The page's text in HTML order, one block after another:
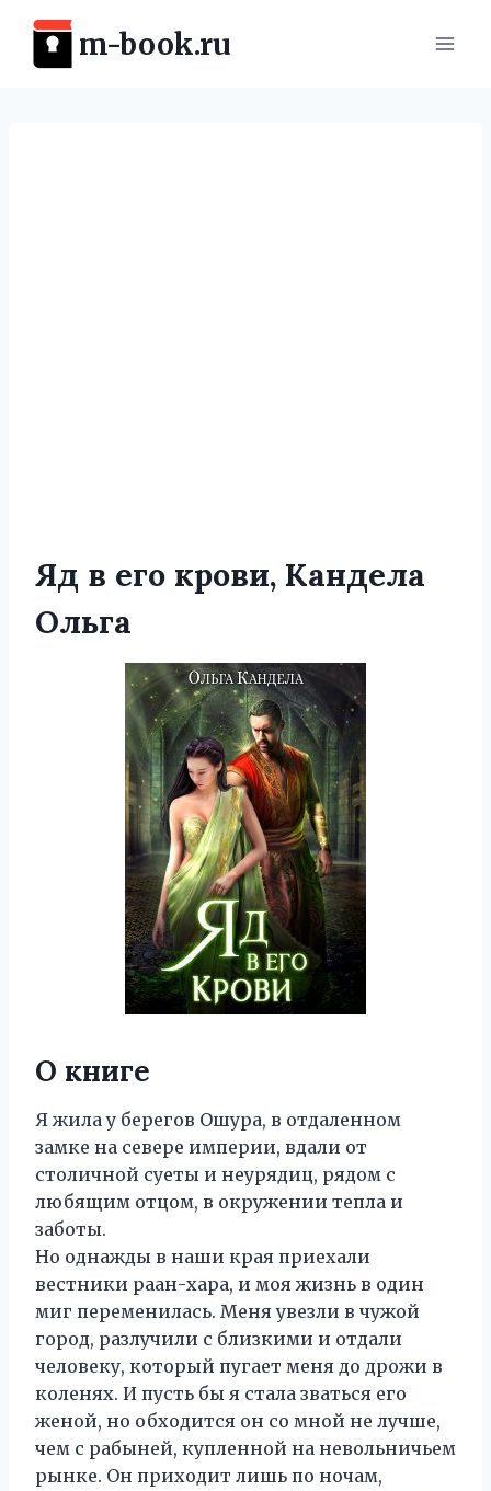
Перейти
содержимому
m-book.ru
Яд в его крови, Кандела
Ольга
О книге
Я жила у берегов Ошура, в отдаленном
замке на севере империи, вдали от
столичной суеты и неурядиц, рядом с
любящим отцом, в окружении тепла и
заботы.
Но однажды в наши края приехали
вестники раан-хара, и моя жизнь в один
миг переменилась. Меня увезли в чужой
город, разлучили с близкими и отдали
человеку, который пугает меня до дрожи в
коленях. И пусть бы я стала зваться его
женой, но обходится он со мной не лучше,
чем с рабыней, купленной на невольничьем
рынке. Он приходит лишь по ночам,